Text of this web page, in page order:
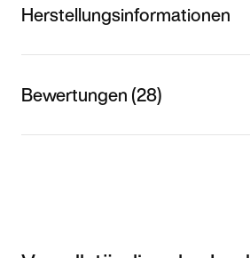
Herstellungsinformationen
Bewertungen (28)